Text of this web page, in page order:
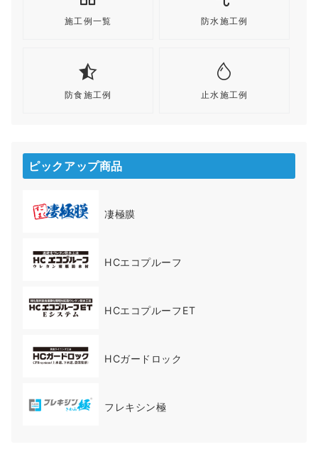
施工例一覧 防水施工例
防食施工例 止水施工例
ピックアップ商品
凄極膜
HCエコプルーフ
HCエコプルーフET
HCガードロック
フレキシン極